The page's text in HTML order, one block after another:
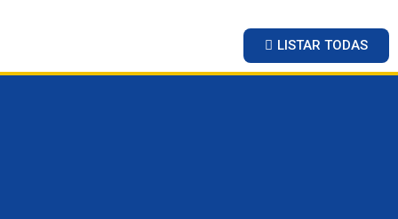
LISTAR TODAS